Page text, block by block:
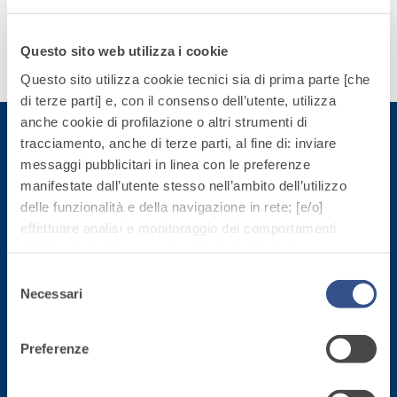
Questo sito web utilizza i cookie
Questo sito utilizza cookie tecnici sia di prima parte [che
di terze parti] e, con il consenso dell’utente, utilizza
anche cookie di profilazione o altri strumenti di
tracciamento, anche di terze parti, al fine di: inviare
messaggi pubblicitari in linea con le preferenze
manifestate dall’utente stesso nell’ambito dell’utilizzo
delle funzionalità e della navigazione in rete; [e/o]
effettuare analisi e monitoraggio dei comportamenti
Cliccando sul tasto “
acconsente all’uso di tutti i cookie non tecnici, inclusi
quindi quelli di profilazione, analitici e social. Il consenso
è facoltativo e può essere revocato in qualsiasi
delNecessari
Preferenze
esigenze.
di più
polimero-
modificata,
tixotropica,
fibrorinforzata, per
la passivazione,
riparazione,
rasatura e
protezione di
strutture in
calcestruzzo
quarzo, ad
termica per
la
realizzazione
di massetti
radianti a
basso
spessore in
ambienti
Sistema
ISOLAMENTO
TERMICO
FASSATHERM
®
COLLANTI E RASANTI
A 96 RESPHIRA
Collante-rasante
con calce idraulica
Iscriviti alla newsletter
Rimani aggiornato con le ultime novità di Fassa Bortolo